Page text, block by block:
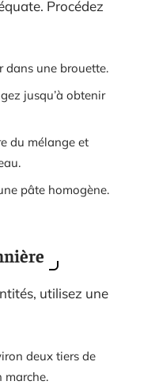
Procédez
dans une brouette.
jusqu’à obtenir
du mélange et
pâte homogène.
utilisez une
deux tiers de
marche.